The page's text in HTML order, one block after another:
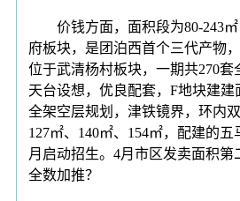
价钱方面，面积段为80-243㎡
府板块，是团泊西首个三代产物
位于武清杨村板块，一期共270套
天台设想，优良配套，F地块建建
全架空层规划，津铁镜界，环内
127㎡、140㎡、154㎡，配建的
月启动招生。4月市区发卖面积
全数加推？